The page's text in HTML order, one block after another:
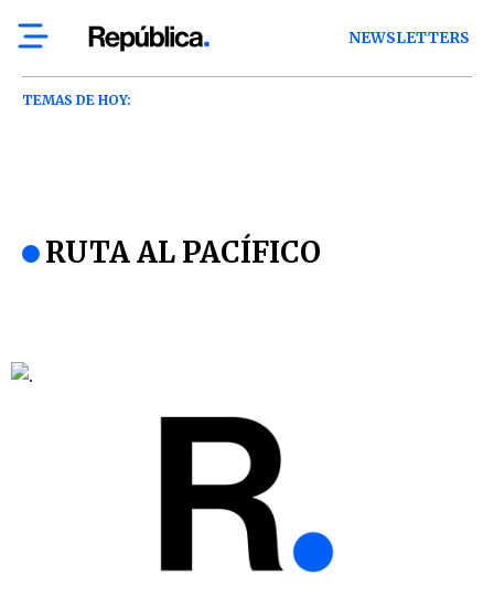
NEWSLETTERS
TEMAS DE HOY:
RUTA AL PACÍFICO